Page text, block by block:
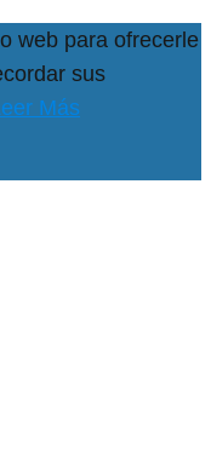
web para ofrecerle
sus
Más